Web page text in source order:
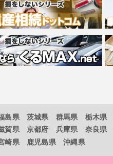
島県 茨城県 群馬県 栃木県
賀県 京都府 兵庫県 奈良県
崎県 鹿児島県 沖縄県